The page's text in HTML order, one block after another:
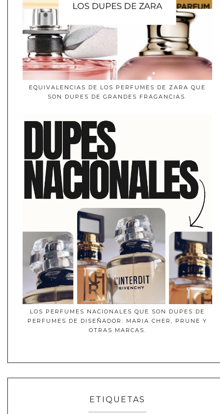
EQUIVALENCIAS DE LOS PERFUMES DE ZARA QUE
SON DUPES DE GRANDES FRAGANCIAS.
LOS PERFUMES NACIONALES QUE SON DUPES DE
PERFUMES DE DISEÑADOR: MARIA CHER, PRUNE Y
OTRAS MARCAS.
ETIQUETAS